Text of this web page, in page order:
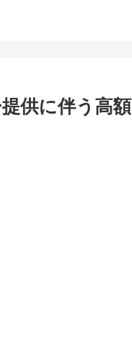
供に伴う高額